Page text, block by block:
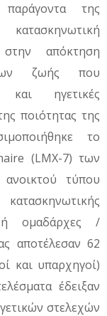
της
στην απόκτηση
ζωής που
και ηγετικές
ποιότητας της
το
(LMX-7) των
τύπου
ή ομαδάρχες /
αποτέλεσαν 62
και υπαρχηγοί)
έδειξαν
στελεχών